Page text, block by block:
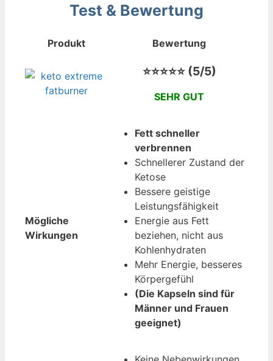
Test & Bewertung
Produkt Bewertung
⭐⭐⭐⭐⭐ (5/5)
SEHR GUT
Mögliche
Wirkungen
Fett schneller
verbrennen
Schnellerer Zustand der
Ketose
Bessere geistige
Leistungsfähigkeit
Energie aus Fett
beziehen, nicht aus
Kohlenhydraten
Mehr Energie, besseres
Körpergefühl
(Die Kapseln sind für
Männer und Frauen
geeignet)